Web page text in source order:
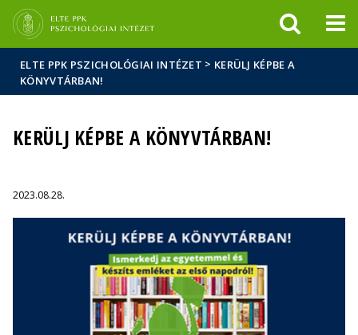
sajtóban
ELTE PPK PSZICHOLÓGIAI INTÉZET > KERÜLJ KÉPBE A
KÖNYVTÁRBAN!
KERÜLJ KÉPBE A KÖNYVTÁRBAN!
2023.08.28.